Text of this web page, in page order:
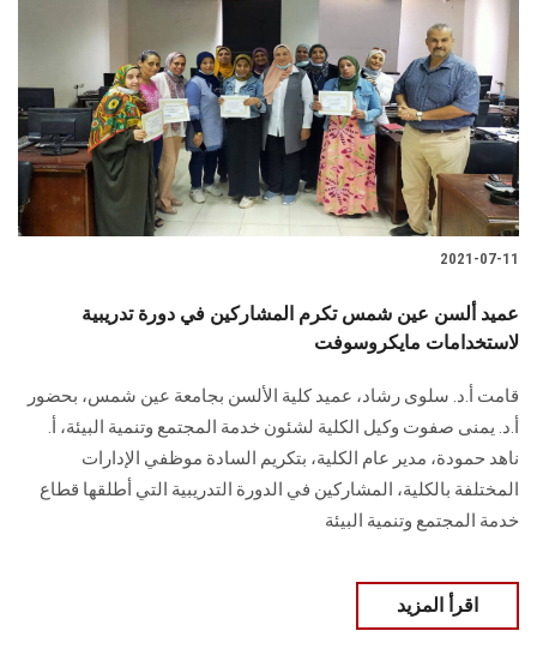
2021-07-11
عميد ألسن عين شمس تكرم المشاركين في دورة تدريبية
لاستخدامات مايكروسوفت
قامت أ.د. سلوى رشاد، عميد كلية الألسن بجامعة عين شمس، بحضور
أ.د. يمنى صفوت وكيل الكلية لشئون خدمة المجتمع وتنمية البيئة، أ.
ناهد حمودة، مدير عام الكلية، بتكريم السادة موظفي الإدارات
المختلفة بالكلية، المشاركين في الدورة التدريبية التي أطلقها قطاع
خدمة المجتمع وتنمية البيئة
اقرأ المزيد